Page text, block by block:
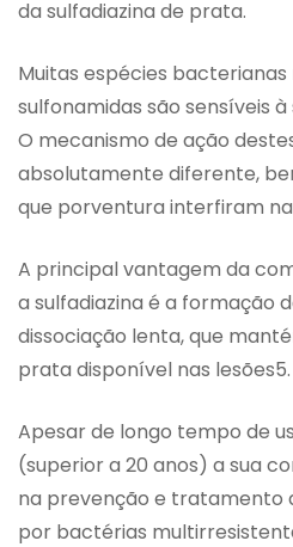
da sulfadiazina de prata.
Muitas espécies
sulfonamidas são sensíveis
O mecanismo de ação
absolutamente diferente,
que porventura interfiram
A principal vantagem da
a sulfadiazina é a formação
dissociação lenta, que
prata disponível nas lesões5.
Apesar de longo tempo de
(superior a 20 anos) a sua
na prevenção e tratamento
por bactérias